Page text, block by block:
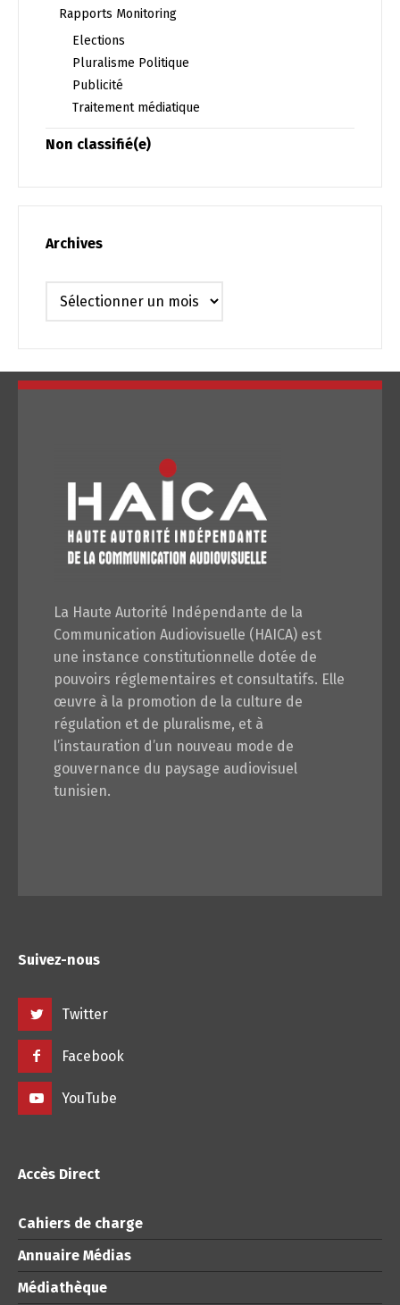
Rapports Monitoring
Elections
Pluralisme Politique
Publicité
Traitement médiatique
Non classifié(e)
Archives
Archives
La Haute Autorité Indépendante de la
Communication Audiovisuelle (HAICA) est
une instance constitutionnelle dotée de
pouvoirs réglementaires et consultatifs. Elle
œuvre à la promotion de la culture de
régulation et de pluralisme, et à
l’instauration d’un nouveau mode de
gouvernance du paysage audiovisuel
tunisien.
Suivez-nous
Twitter
Facebook
YouTube
Accès Direct
Cahiers de charge
Annuaire Médias
Médiathèque